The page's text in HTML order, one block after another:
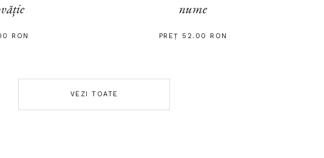
RON
nume
PREȚ 52.00 RON
VEZI TOATE